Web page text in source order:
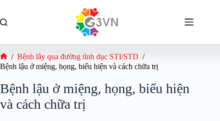
phần
Trang
chủ
/ Bệnh lây qua đường tình dục STI/STD /
Bệnh lậu ở miệng, họng, biểu hiện và cách chữa trị
Bệnh lậu ở miệng, họng, biểu hiện
và cách chữa trị